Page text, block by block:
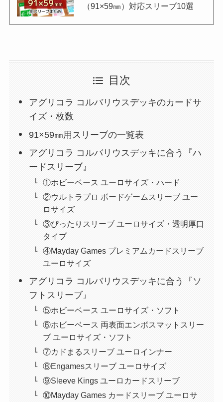
（91×59㎜）対応スリーブ10選
目次
アグリコラ コルバリウスデッキのカードサ
イズ・枚数
91×59㎜用スリーブの一覧表
アグリコラ コルバリウスデッキに合う『ハ
ードスリーブ』
①ホビーベース ユーロサイズ・ハード
②ウルトラプロ ボードゲームスリーブ ユー
ロサイズ
③ぴったりスリーブ ユーロサイズ・透明厚口
タイプ
④Mayday Games プレミアムカードスリーブ
ユーロサイズ
アグリコラ コルバリウスデッキに合う『ソ
フトスリーブ』
⑤ホビーベース ユーロサイズ・ソフト
⑥ホビーベース 両表面エンボスマットスリー
ブ ユーロサイズ・ソフト
⑦カドまるスリーブ ユーロインナー
⑧Engamesスリーブ ユーロサイズ
⑨Sleeve Kings ユーロカードスリーブ
⑩Mayday Games カードスリーブ ユーロサ